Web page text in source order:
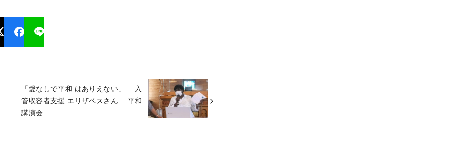
「愛なしで平和 はありえない」 入
管収容者支援 エリザベスさん 平和
講演会